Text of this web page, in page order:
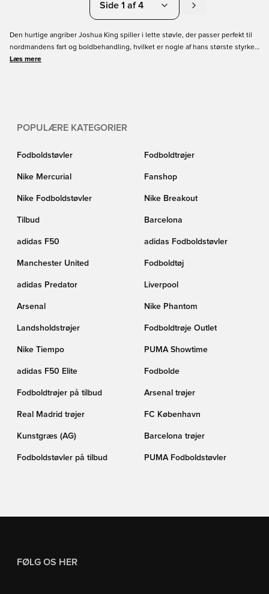
Side 1 af 4
Den hurtige angriber Joshua King spiller i lette støvle, der passer perfekt til
nordmandens fart og boldbehandling, hvilket er nogle af hans største styrker.
Køb dine nye fodboldstøvler hos Unisport!
Læs mere
POPULÆRE KATEGORIER
Fodboldstøvler Fodboldtrøjer
Nike Mercurial Fanshop
Nike Fodboldstøvler Nike Breakout
Tilbud Barcelona
adidas F50 adidas Fodboldstøvler
Manchester United Fodboldtøj
adidas Predator Liverpool
Arsenal Nike Phantom
Landsholdstrøjer Fodboldtrøje Outlet
Nike Tiempo PUMA Showtime
adidas F50 Elite Fodbolde
Fodboldtrøjer på tilbud Arsenal trøjer
Real Madrid trøjer FC København
Kunstgræs (AG) Barcelona trøjer
Fodboldstøvler på tilbud PUMA Fodboldstøvler
FØLG OS HER